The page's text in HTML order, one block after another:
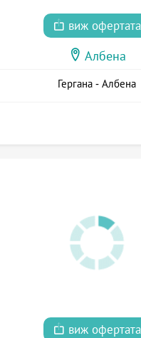
виж офертата
Албена
Гергана - Албена
виж офертата